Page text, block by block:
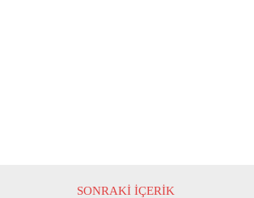
SONRAKI İÇERIK